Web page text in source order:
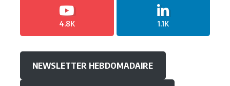
4.8K 1.1K
NEWSLETTER HEBDOMADAIRE